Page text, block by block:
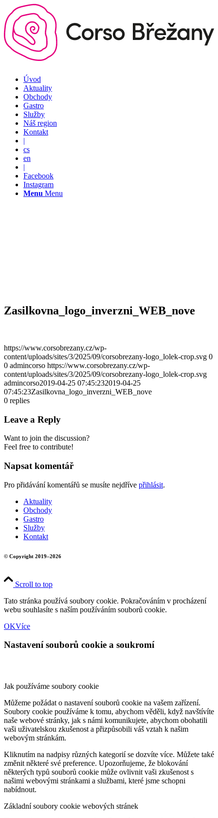
Úvod
Aktuality
Obchody
Gastro
Služby
Náš region
Kontakt
|
cs
en
|
Facebook
Instagram
Menu Menu
Zasilkovna_logo_inverzni_WEB_nove
https://www.corsobrezany.cz/wp-
content/uploads/sites/3/2025/09/corsobrezany-logo_lolek-crop.svg 0
0 admincorso https://www.corsobrezany.cz/wp-
content/uploads/sites/3/2025/09/corsobrezany-logo_lolek-crop.svg
admincorso2019-04-25 07:45:232019-04-25
07:45:23Zasilkovna_logo_inverzni_WEB_nove
0 replies
Leave a Reply
Want to join the discussion?
Feel free to contribute!
Napsat komentář
Pro přidávání komentářů se musíte nejdříve přihlásit.
Aktuality
Obchody
Gastro
Služby
Kontakt
© Copyright 2019–2026
Scroll to top
Tato stránka používá soubory cookie. Pokračováním v procházení
webu souhlasíte s naším používáním souborů cookie.
OKVíce
Nastavení souborů cookie a soukromí
Jak používáme soubory cookie
Můžeme požádat o nastavení souborů cookie na vašem zařízení.
Soubory cookie používáme k tomu, abychom věděli, když navštívíte
naše webové stránky, jak s námi komunikujete, abychom obohatili
vaši uživatelskou zkušenost a přizpůsobili váš vztah k našim
webovým stránkám.
Kliknutím na nadpisy různých kategorií se dozvíte více. Můžete také
změnit některé své preference. Upozorňujeme, že blokování
některých typů souborů cookie může ovlivnit vaši zkušenost s
našimi webovými stránkami a službami, které jsme schopni
nabídnout.
Základní soubory cookie webových stránek